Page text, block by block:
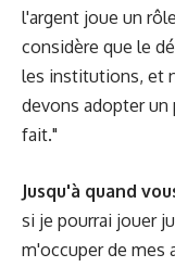
l'argent joue un
considère que le
les institutions, et
devons adopter
fait."
Jusqu'à quand
si je pourrai jouer
m'occuper de mes